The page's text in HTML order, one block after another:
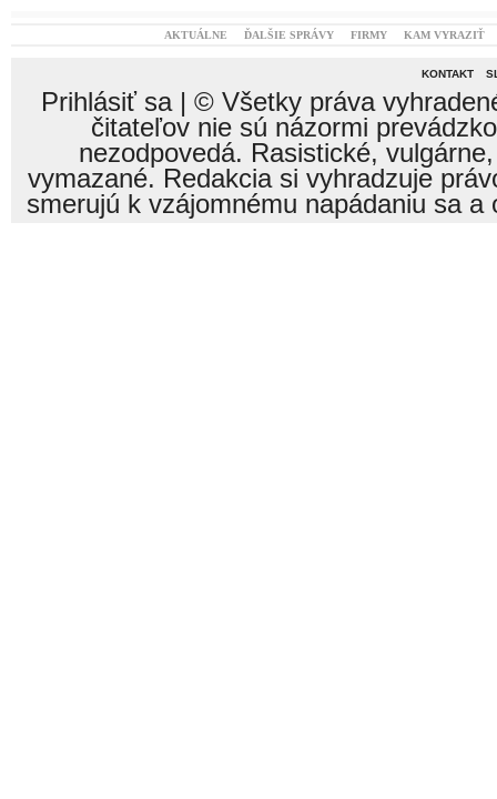
AKTUÁLNE ĎALŠIE SPRÁVY FIRMY KAM VYRAZIŤ
KONTAKT
Prihlásiť sa| © Všetky práva
čitateľov nie sú názormi
nezodpovedá. Rasistické,
vymazané. Redakcia si vyhradzuje
smerujú k vzájomnému napádaniu sa